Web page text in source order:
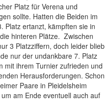
Platz für Verena und
sollte. Hatten die Beiden im
Platz ertanzt, kämpften sie in
hinteren Plätze. Zwischen
3 Platzziffern, doch leider blieb
nur der undankbare 7. Platz
mit ihrem Turnier zufrieden und
Herausforderungen. Schon
Paare in Pleidelsheim
am Ende eventuell auch auf